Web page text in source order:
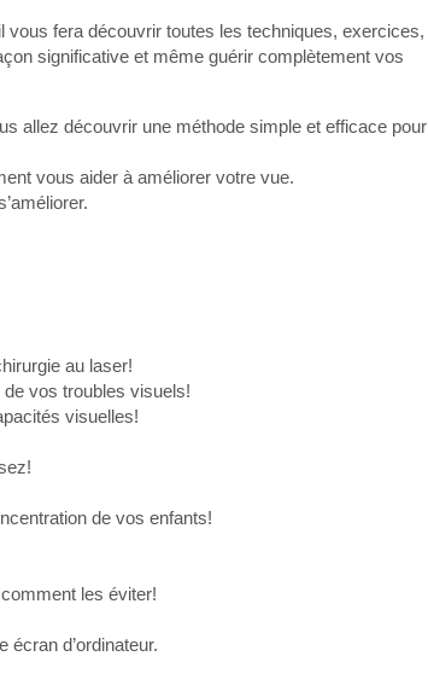
vous fera découvrir toutes les techniques, exercices,
significative et même guérir complètement vos
allez découvrir une méthode simple et efficace pour
vous aider à améliorer votre vue.
au laser!
de vos troubles visuels!
visuelles!
de vos enfants!
les éviter!
d’ordinateur.